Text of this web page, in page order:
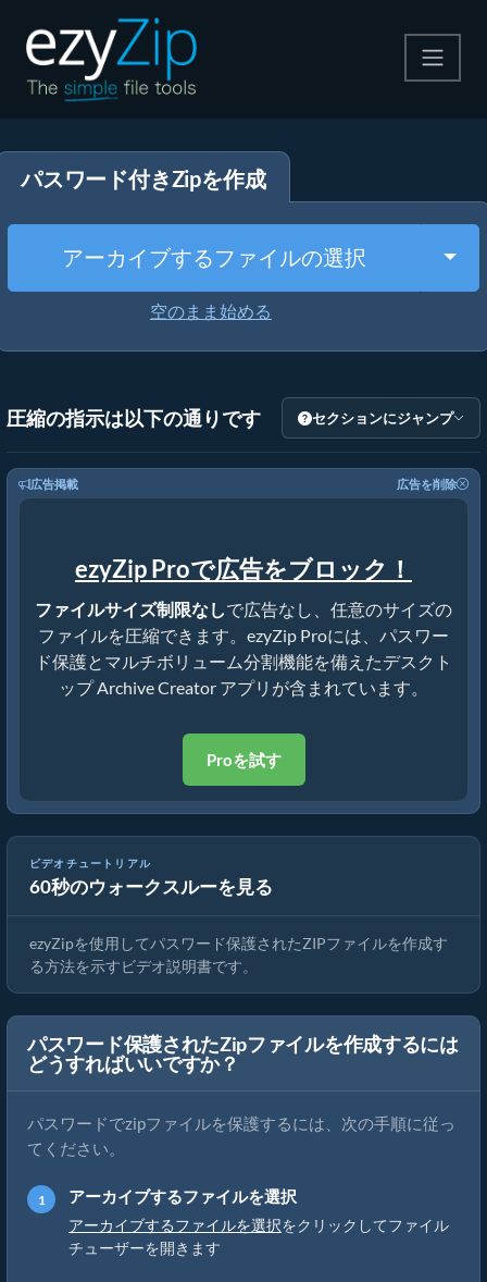
解凍する
その他のツール
パスワード付きZipを作成
アーカイブするファイルの選択
空のまま始める
圧縮の指示は以下の通りです セクションにジャンプ
広告掲載 広告を削除
ezyZip Proで広告をブロック！
ファイルサイズ制限なしで広告なし、任意のサイズの
ファイルを圧縮できます。ezyZip Proには、パスワー
ド保護とマルチボリューム分割機能を備えたデスクト
ップ Archive Creator アプリが含まれています。
Proを試す
ビデオチュートリアル
60秒のウォークスルーを見る
パスワード保護されたZIPファイルの作成方法（簡単ガイド）
ezyZipを使用してパスワード保護されたZIPファイルを作成す
る方法を示すビデオ説明書です。
パスワード保護されたZipファイルを作成するには
どうすればいいですか？
パスワードでzipファイルを保護するには、次の手順に従っ
てください。
アーカイブするファイルを選択
アーカイブするファイルを選択をクリックしてファイル
チューザーを開きます